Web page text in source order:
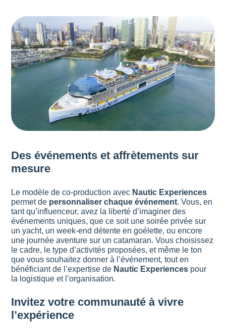
Des événements et affrètements sur
mesure
Le modèle de co-production avec Nautic Experiences
permet de personnaliser chaque événement. Vous, en
tant qu’influenceur, avez la liberté d’imaginer des
événements uniques, que ce soit une soirée privée sur
un yacht, un week-end détente en goélette, ou encore
une journée aventure sur un catamaran. Vous choisissez
le cadre, le type d’activités proposées, et même le ton
que vous souhaitez donner à l’événement, tout en
bénéficiant de l’expertise de Nautic Experiences pour
la logistique et l’organisation.
Invitez votre communauté à vivre
l’expérience